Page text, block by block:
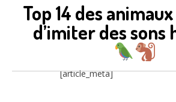
Top 14 des
d’imiter des sons
[article_meta]